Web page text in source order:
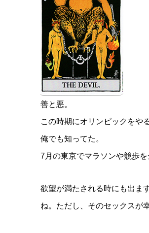
善と悪。
この時期にオリンピックをや
俺でも知ってた。
7月の東京でマラソンや競歩
欲望が満たされる時にも出ま
ね。ただし、そのセックスが